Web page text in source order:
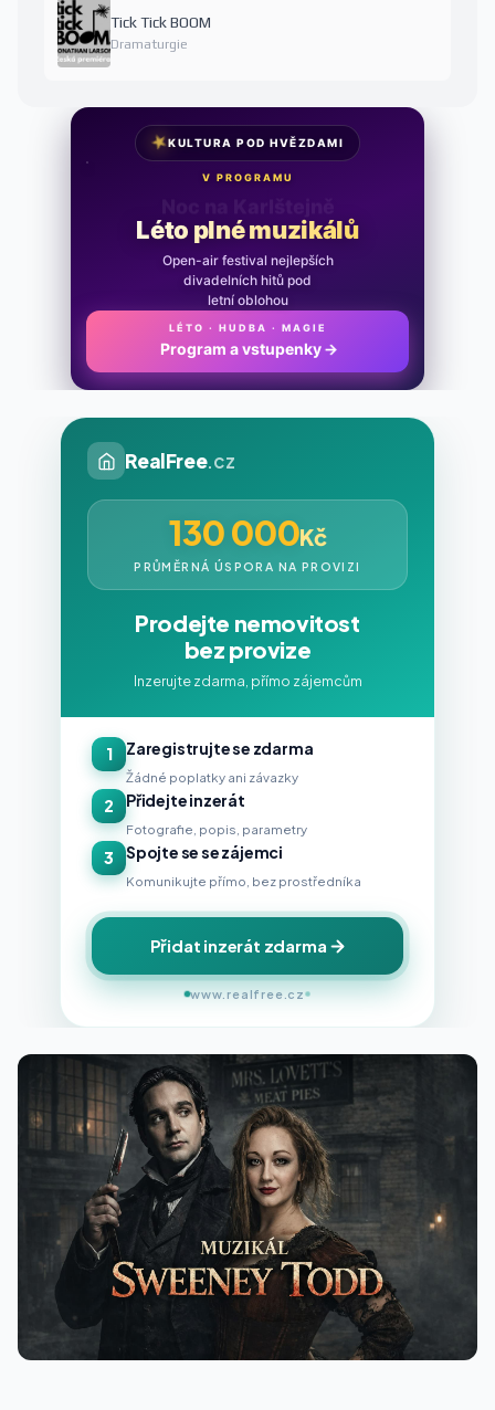
Tick Tick BOOM
Dramaturgie
★KULTURA POD HVĚZDAMI
V PROGRAMU
Léto plné muzikálů
Open-air festival nejlepších
divadelních hitů pod
letní oblohou
LÉTO · HUDBA · MAGIE
Program a vstupenky →
RealFree.cz
130 000Kč
PRŮMĚRNÁ ÚSPORA NA PROVIZI
Prodejte nemovitost
bez provize
Inzerujte zdarma, přímo zájemcům
1 Zaregistrujte se zdarma
Žádné poplatky ani závazky
2 Přidejte inzerát
Fotografie, popis, parametry
3 Spojte se se zájemci
Komunikujte přímo, bez prostředníka
Přidat inzerát zdarma
www.realfree.cz